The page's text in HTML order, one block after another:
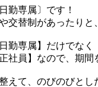
勤専属〕です！
交替制があったりと
専属】だけでなく
社員】なので、期間
えて、のびのびとし